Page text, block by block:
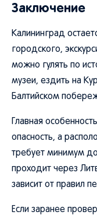
Заключение
Калининград
городского,
можно гулять по
музеи, ездить на
Балтийском
Главная
опасность, а
требует минимум
проходит через
зависит от правил
Если заранее